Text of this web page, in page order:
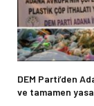
DEM Parti’den
ve tamamen